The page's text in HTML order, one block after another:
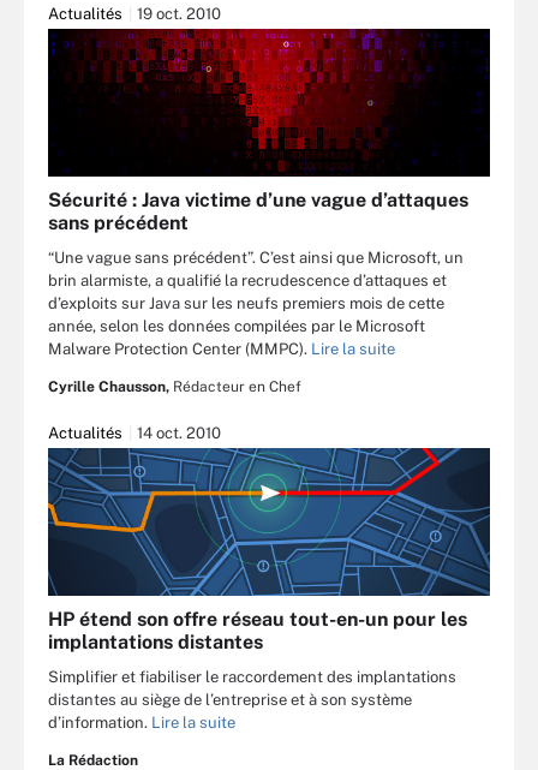
Actualités 19 oct. 2010
Sécurité : Java victime d’une vague d’attaques
sans précédent
“Une vague sans précédent”. C’est ainsi que Microsoft, un
brin alarmiste, a qualifié la recrudescence d’attaques et
d’exploits sur Java sur les neufs premiers mois de cette
année, selon les données compilées par le Microsoft
Malware Protection Center (MMPC). Lire la suite
Cyrille Chausson, Rédacteur en Chef
Actualités 14 oct. 2010
HP étend son offre réseau tout-en-un pour les
implantations distantes
Simplifier et fiabiliser le raccordement des implantations
distantes au siège de l’entreprise et à son système
d’information. Lire la suite
La Rédaction